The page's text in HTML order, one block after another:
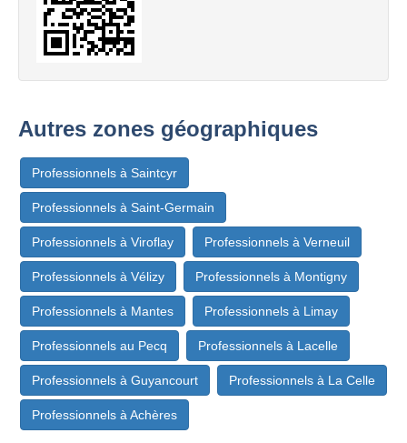
Autres zones géographiques
Professionnels à Saintcyr
Professionnels à Saint-Germain
Professionnels à Viroflay Professionnels à Verneuil
Professionnels à Vélizy Professionnels à Montigny
Professionnels à Mantes Professionnels à Limay
Professionnels au Pecq Professionnels à Lacelle
Professionnels à Guyancourt Professionnels à La Celle
Professionnels à Achères